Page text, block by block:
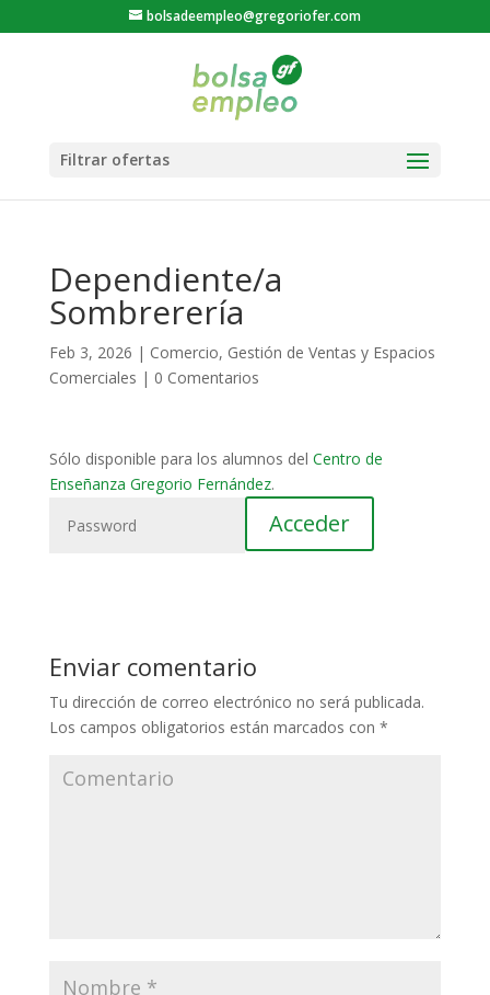
bolsadeempleo@gregoriofer.com
Dependiente/a
Sombrerería
Feb 3, 2026 | Comercio, Gestión de Ventas y Espacios
Comerciales | 0 Comentarios
Sólo disponible para los alumnos del Centro de
Enseñanza Gregorio Fernández.
Enviar comentario
Tu dirección de correo electrónico no será publicada.
Los campos obligatorios están marcados con *